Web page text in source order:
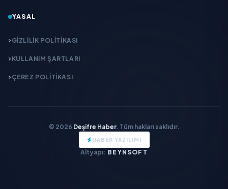
YASAL
GIZLILIK POLITIKASI
KULLANIM ŞARTLARI
ÇEREZ POLITIKASI
© 2026 Deşifre Haber. Tüm hakları saklıdır.
HABER YAZILIMI
Altyapı: BEYNSOFT